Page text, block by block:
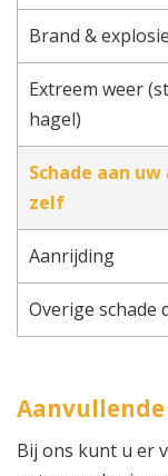
Brand & explosie
Extreem weer
hagel)
Schade aan
zelf
Aanrijding
Overige schade
Bij ons kunt u er